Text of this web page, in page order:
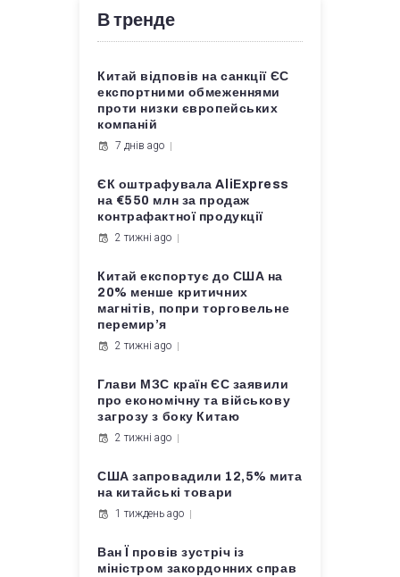
В тренде
Китай відповів на санкції ЄС
експортними обмеженнями
проти низки європейських
компаній
7 днів ago
ЄК оштрафувала AliExpress
на €550 млн за продаж
контрафактної продукції
2 тижні ago
Китай експортує до США на
20% менше критичних
магнітів, попри торговельне
перемир’я
2 тижні ago
Глави МЗС країн ЄС заявили
про економічну та військову
загрозу з боку Китаю
2 тижні ago
США запровадили 12,5% мита
на китайські товари
1 тиждень ago
Ван Ї провів зустріч із
міністром закордонних справ